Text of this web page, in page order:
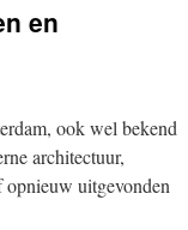
en
ook wel bekend
architectuur,
opnieuw uitgevonden